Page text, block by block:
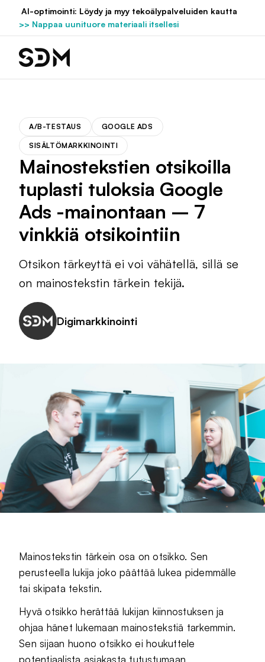
Hyppää
sisältöön
AI-optimointi: Löydy ja myy tekoälypalveluiden kautta
>> Nappaa uunituore materiaali itsellesi
A/B-TESTAUS GOOGLE ADS
SISÄLTÖMARKKINOINTI
Mainostekstien otsikoilla
tuplasti tuloksia Google
Ads -mainontaan – 7
vinkkiä otsikointiin
Otsikon tärkeyttä ei voi vähätellä, sillä se
on mainostekstin tärkein tekijä.
Digimarkkinointi
Mainostekstin tärkein osa on otsikko. Sen
perusteella lukija joko päättää lukea pidemmälle
tai skipata tekstin.
Hyvä otsikko herättää lukijan kiinnostuksen ja
ohjaa hänet lukemaan mainostekstiä tarkemmin.
Sen sijaan huono otsikko ei houkuttele
potentiaalista asiakasta tutustumaan